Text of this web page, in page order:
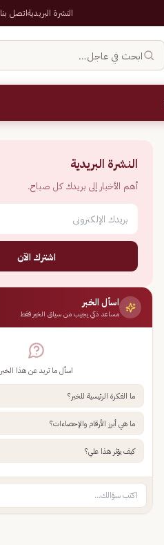
النشرة البريديةاتصل بنا
ابحث في عاجل…
النشرة البريدية
أهم الأخبار إلى بريدك كل صباح.
اشترك الآن
اسأل الخبر
مساعد ذكي يجيب من سياق الخبر فقط
اسأل ما تريد عن هذا الخبر
ما الفكرة الرئيسية للخبر؟
ما هي أبرز الأرقام والإحصاءات؟
كيف يؤثر هذا علي؟